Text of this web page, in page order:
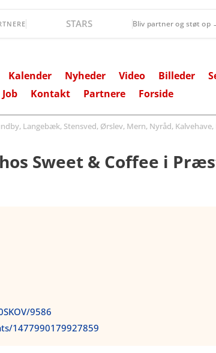
Lollands Bank Bliv partner og støt op
Kalender Nyheder Video Billeder
Job Kontakt Partnere Forside
Langebæk, Stensved, Ørslev, Mern, Nyråd, Kalvehave,
Sweet & Coffee i
9586
1477990179927859